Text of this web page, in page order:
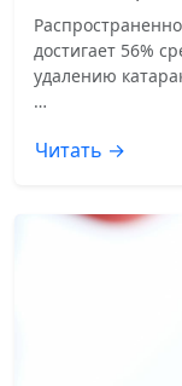
достигает 56%
удалению
…
Читать →